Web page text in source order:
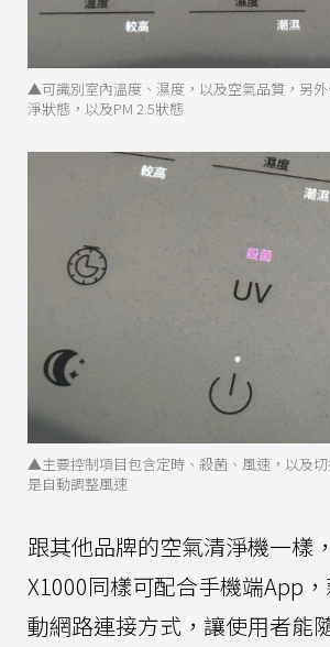
▲可識別室內溫度、濕度，以及空氣品質，另
淨狀態，以及PM 2.5狀態
▲主要控制項目包含定時、殺菌、風速，以及
是自動調整風速
跟其他品牌的空氣清淨機一樣
X1000同樣可配合手機端App
動網路連接方式，讓使用者能